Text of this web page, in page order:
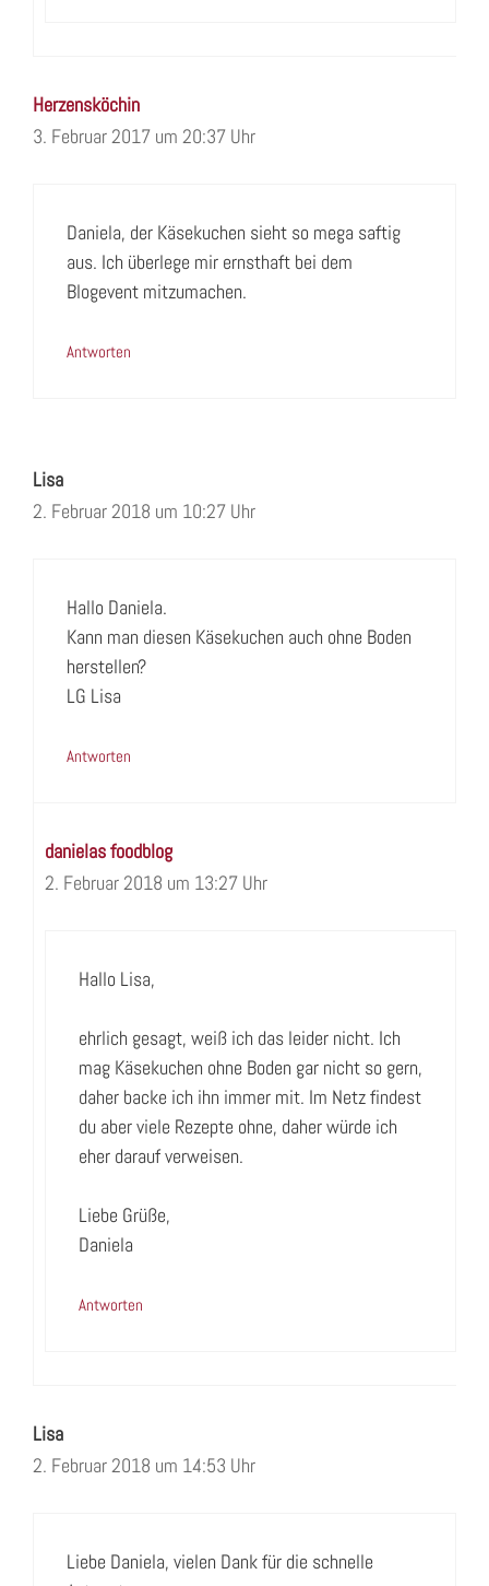
Herzensköchin
3. Februar 2017 um 20:37 Uhr
Daniela, der Käsekuchen sieht so mega saftig
aus. Ich überlege mir ernsthaft bei dem
Blogevent mitzumachen.
Antworten
Lisa
2. Februar 2018 um 10:27 Uhr
Hallo Daniela.
Kann man diesen Käsekuchen auch ohne Boden
herstellen?
LG Lisa
Antworten
danielas foodblog
2. Februar 2018 um 13:27 Uhr
Hallo Lisa,
ehrlich gesagt, weiß ich das leider nicht. Ich
mag Käsekuchen ohne Boden gar nicht so gern,
daher backe ich ihn immer mit. Im Netz findest
du aber viele Rezepte ohne, daher würde ich
eher darauf verweisen.
Liebe Grüße,
Daniela
Antworten
Lisa
2. Februar 2018 um 14:53 Uhr
Liebe Daniela, vielen Dank für die schnelle